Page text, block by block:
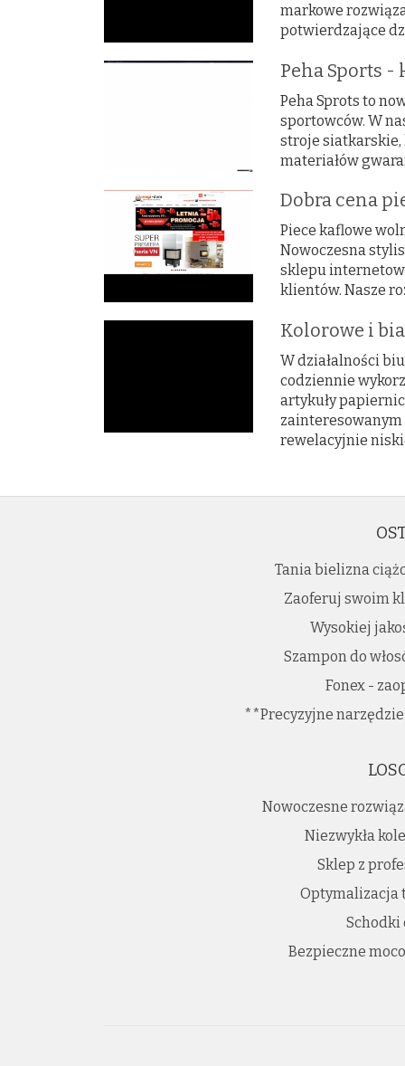
markowe
potwierdzające
Peha Sports
Peha Sprots to
sportowców. W
stroje siatkarskie,
materiałów
Dobra cena
Piece kaflowe
Nowoczesna
sklepu
klientów. Nasze
Kolorowe i
W działalności
codziennie
artykuły
rewelacyjnie
Tania bielizna
Zaoferuj swoim
Wysokiej
Szampon do
Fonex -
**Precyzyjne
Nowoczesne
Niezwykła
Sklep z
Optymalizacja
Schodki
Bezpieczne